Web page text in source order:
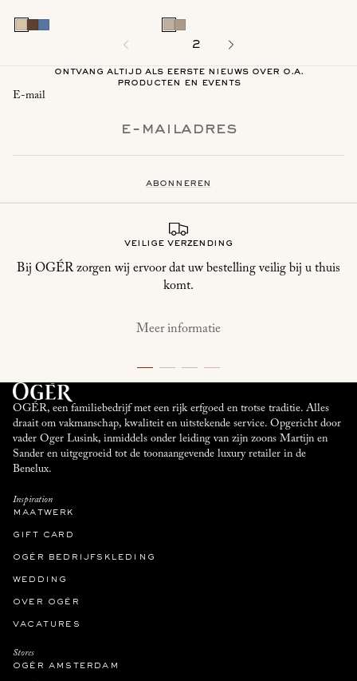
2
ontvang altijd als eerste nieuws over o.a.
producten en events
E-mail
abonneren
veilige verzending
Bij OGÉR zorgen wij ervoor dat uw bestelling veilig bij u thuis
komt.
Meer informatie
OGÉR, een familiebedrijf met een rijk erfgoed en trotse traditie. Alles
draait om vakmanschap, kwaliteit en uitstekende service. Opgericht door
vader Oger Lusink, inmiddels onder leiding van zijn zoons Martijn en
Sander en uitgegroeid tot de toonaangevende luxury retailer in de
Benelux.
Inspiration
maatwerk
gift card
ogér bedrijfskleding
wedding
over ogér
vacatures
Stores
ogér amsterdam